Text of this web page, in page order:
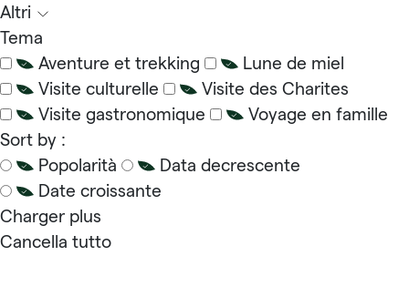
Altri
Tema
Aventure et trekking
Lune de miel
Visite culturelle
Visite des Charites
Visite gastronomique
Voyage en famille
Sort by :
Popolarità
Data decrescente
Date croissante
Charger plus
Cancella tutto